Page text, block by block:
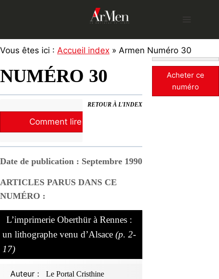
Vous êtes ici : Accueil index » Armen Numéro 30
NUMÉRO 30
RETOUR À L'INDEX
Comment lire la revue ?
Date de publication : Septembre 1990
ARTICLES PARUS DANS CE
NUMÉRO :
L’imprimerie Oberthür à Rennes :
un lithographe venu d’Alsace (p. 2-
17)
Auteur : Le Portal Cristhine
Acheter ce
numéro